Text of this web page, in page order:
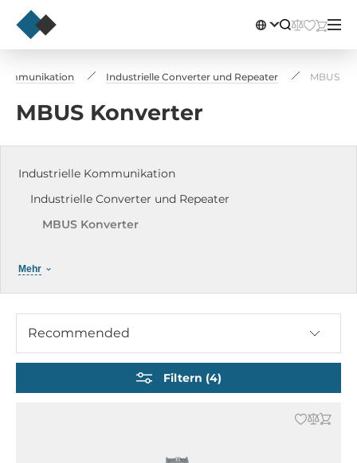
Industrielle Converter und Repeater MBUS
MBUS Konverter
Industrielle Kommunikation
Industrielle Converter und Repeater
MBUS Konverter
RS-232, RS-422/485 Repeater
USB zu RS-232/422/485 Konverter
ICP-DAS CAN Konverter und Repeater
ICP-DAS PROFIBUS / PROFINET Konverter und
Repeater
Mehr
Recommended
Filtern (4)